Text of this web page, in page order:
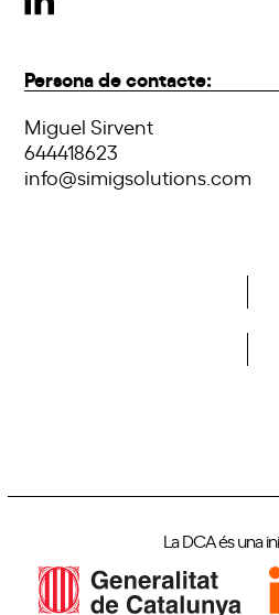
Persona de contacte:
Miguel Sirvent
644418623
info@simigsolutions.com
La DCA és una